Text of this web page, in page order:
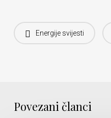
Energije svijesti
Povezani članci